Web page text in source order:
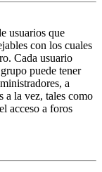
usuarios que
con los cuales
Cada usuario
puede tener
a
a la vez, tales como
acceso a foros